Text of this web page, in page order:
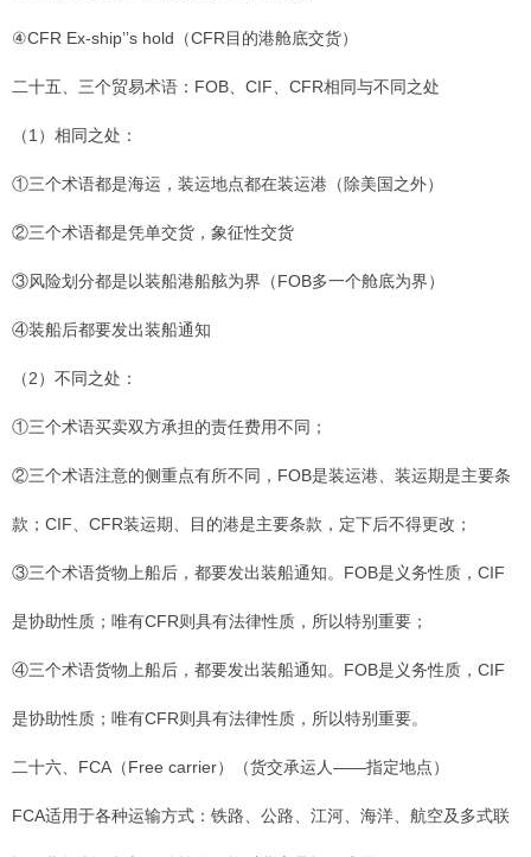
④CFR Ex-ship’’s hold（CFR目的港舱底交货）
二十五、三个贸易术语：FOB、CIF、CFR相同与不同之处
（1）相同之处：
①三个术语都是海运，装运地点都在装运港（除美国之外）
②三个术语都是凭单交货，象征性交货
③风险划分都是以装船港船舷为界（FOB多一个舱底为界）
④装船后都要发出装船通知
（2）不同之处：
①三个术语买卖双方承担的责任费用不同；
②三个术语注意的侧重点有所不同，FOB是装运港、装运期是主要条
款；CIF、CFR装运期、目的港是主要条款，定下后不得更改；
③三个术语货物上船后，都要发出装船通知。FOB是义务性质，CIF
是协助性质；唯有CFR则具有法律性质，所以特别重要；
④三个术语货物上船后，都要发出装船通知。FOB是义务性质，CIF
是协助性质；唯有CFR则具有法律性质，所以特别重要。
二十六、FCA（Free carrier）（货交承运人――指定地点）
FCA适用于各种运输方式：铁路、公路、江河、海洋、航空及多式联